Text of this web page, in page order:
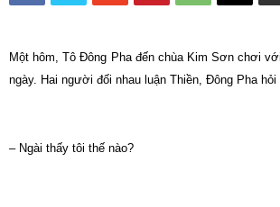
Một hôm, Tô Đông Pha đến chùa Kim Sơn chơi
ngày. Hai người đối nhau luận Thiền, Đông Pha hỏi
– Ngài thấy tôi thế nào?